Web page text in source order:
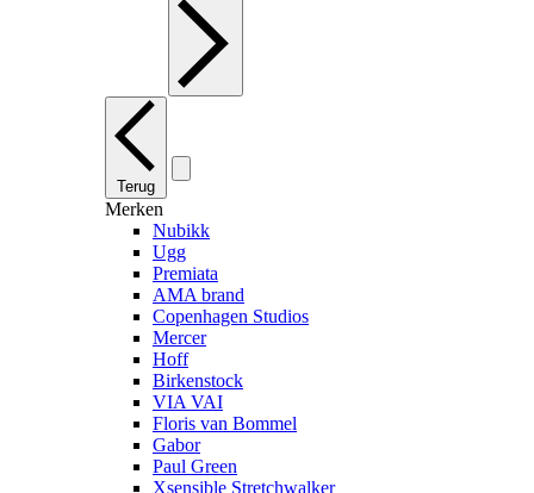
Terug
Merken
Nubikk
Ugg
Premiata
AMA brand
Copenhagen Studios
Mercer
Hoff
Birkenstock
VIA VAI
Floris van Bommel
Gabor
Paul Green
Xsensible Stretchwalker